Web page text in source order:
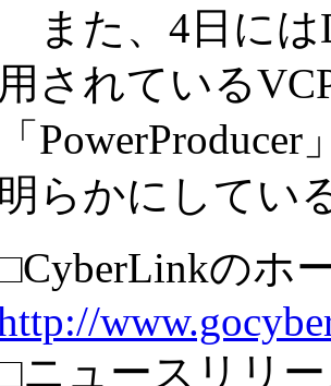
また、4日には
用されている
「
明らかにしてい
のホ
ニュースリリー